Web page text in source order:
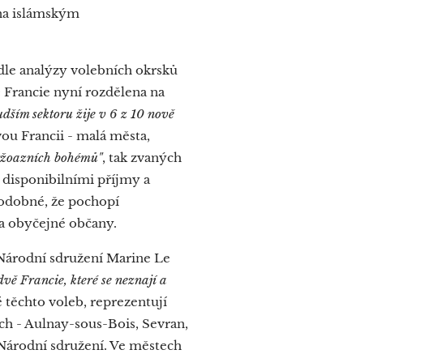
islámským
analýzy volebních okrsků
Francie nyní rozdělena na
sektoru žije v 6 z 10 nově
Francii - malá města,
bohémů", tak zvaných
disponibilními příjmy a
že pochopí
obyčejné občany.
sdružení Marine Le
Francie, které se neznají a
těchto voleb, reprezentují
- Aulnay-sous-Bois, Sevran,
sdružení. Ve městech